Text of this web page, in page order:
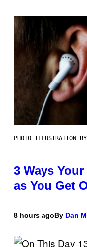
PHOTO ILLUSTRATION
3 Ways
as You Get
8 hours agoBy Dan